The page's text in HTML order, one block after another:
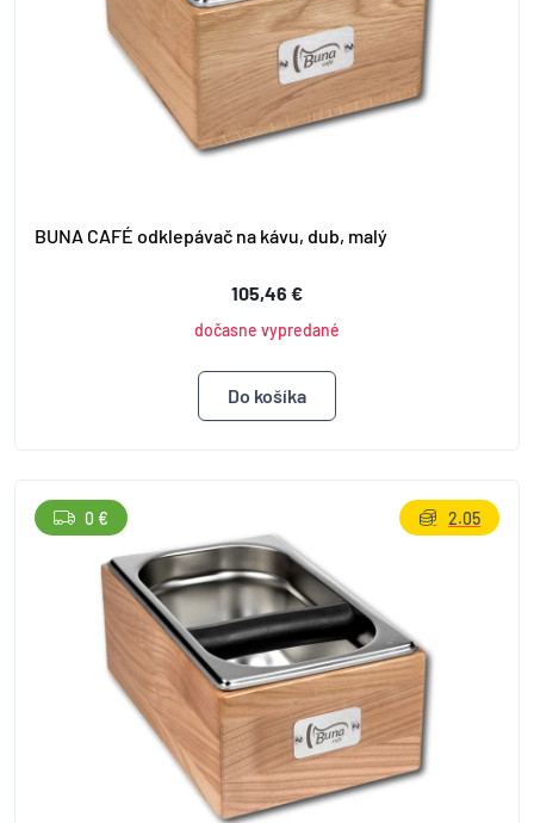
BUNA CAFÉ odklepávač na kávu, dub, malý
105,46 €
dočasne vypredané
0 € 2.05